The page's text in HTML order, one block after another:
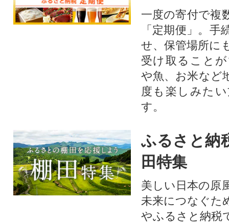
一度の寄付で複
「定期便」。
せ、保管場所に
受け取ること
や魚、お米など
度も楽しみた
す。
ふるさと納
田特集
美しい日本の原
未来につなぐた
やふるさと納税